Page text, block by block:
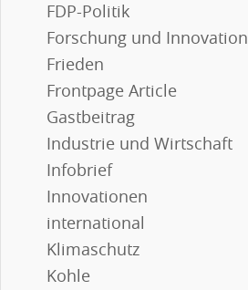
FDP-Politik
Forschung und Innovation
Frieden
Frontpage Article
Gastbeitrag
Industrie und Wirtschaft
Infobrief
Innovationen
international
Klimaschutz
Kohle